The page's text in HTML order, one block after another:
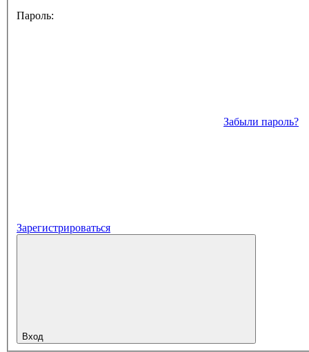
Пароль:
Забыли пароль?
Зарегистрироваться
Вход